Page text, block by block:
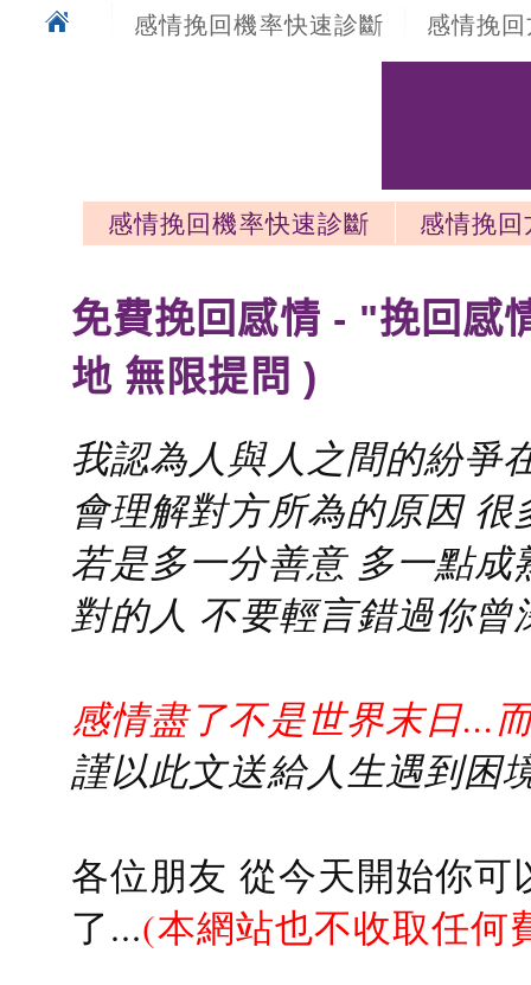
感情挽回機率快速診斷 感情挽
感情挽回機率快速診斷
感情挽
免費挽回感情 - "挽回感
地 無限提問 )
我認為人與人之間的紛爭
會理解對方所為的原因
若是多一分善意 多一點
對的人 不要輕言錯過你曾
感情盡了不是世界末日...
謹以此文送給人生遇到困
各位朋友 從今天開始你
了...(本網站也不收取任何